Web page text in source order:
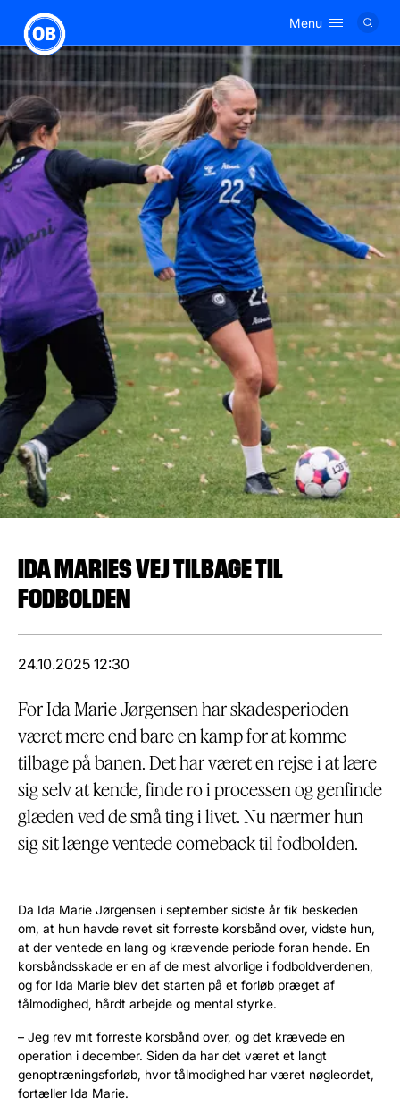
Logo
Menu
IDA MARIES VEJ TILBAGE TIL
FODBOLDEN
24.10.2025 12:30
For Ida Marie Jørgensen har skadesperioden
været mere end bare en kamp for at komme
tilbage på banen. Det har været en rejse i at lære
sig selv at kende, finde ro i processen og genfinde
glæden ved de små ting i livet. Nu nærmer hun
sig sit længe ventede comeback til fodbolden.
Da Ida Marie Jørgensen i september sidste år fik beskeden
om, at hun havde revet sit forreste korsbånd over, vidste hun,
at der ventede en lang og krævende periode foran hende. En
korsbåndsskade er en af de mest alvorlige i fodboldverdenen,
og for Ida Marie blev det starten på et forløb præget af
tålmodighed, hårdt arbejde og mental styrke.
– Jeg rev mit forreste korsbånd over, og det krævede en
operation i december. Siden da har det været et langt
genoptræningsforløb, hvor tålmodighed har været nøgleordet,
fortæller Ida Marie.